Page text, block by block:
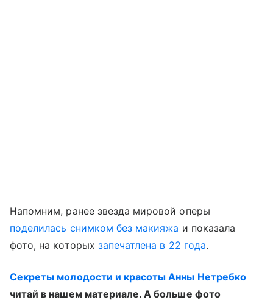
Напомним, ранее звезда мировой оперы
поделилась снимком без макияжа и показала
фото, на которых запечатлена в 22 года.
Секреты молодости и красоты Анны Нетребко
читай в нашем материале. А больше фото